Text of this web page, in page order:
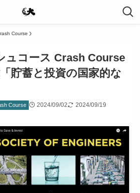
Course
ュコース Crash Course
貯蓄と投資の国家的な
Course 2024/09/02 2024/09/19